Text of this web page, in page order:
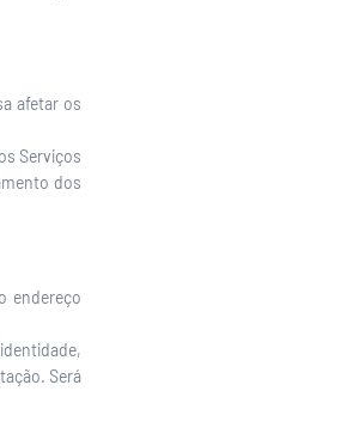
afetar os
Serviços
dos
endereço
Será